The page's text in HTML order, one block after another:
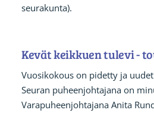
seurakunta).
Kevät keikkuen tulevi -
Vuosikokous on pidetty ja
Seuran puheenjohtajana on
Varapuheenjohtajana Anita